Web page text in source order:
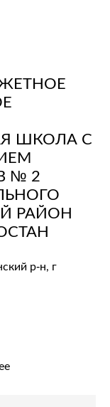
ШКОЛА С
№ 2
РАЙОН
р-н, г